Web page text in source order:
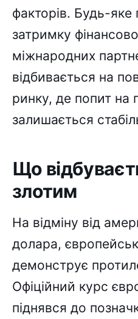
факторів. Будь-
затримку
міжнародних
відбивається на
ринку, де попит на
залишається
Що
злотим
На відміну від
долара,
демонструє
Офіційний курс
піднявся до